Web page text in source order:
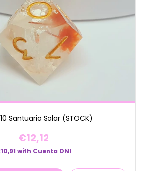
Santuario Solar (STOCK)
€12,12
with Cuenta DNI